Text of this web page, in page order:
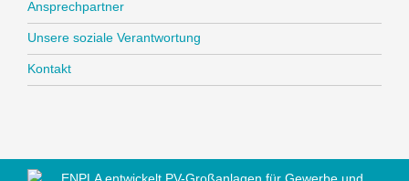
Ansprechpartner
Unsere soziale Verantwortung
Kontakt